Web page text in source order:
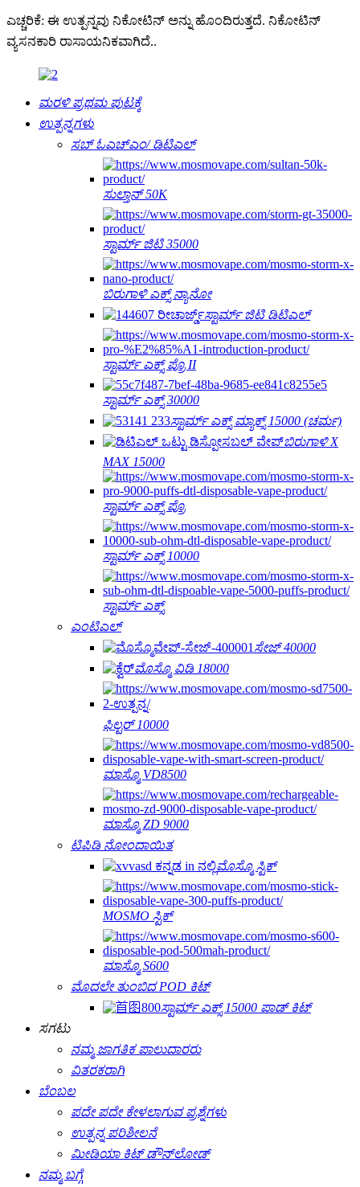
ಎಚ್ಚರಿಕೆ: ಈ ಉತ್ಪನ್ನವು ನಿಕೋಟಿನ್ ಅನ್ನು ಹೊಂದಿರುತ್ತದೆ. ನಿಕೋಟಿನ್
ವ್ಯಸನಕಾರಿ ರಾಸಾಯನಿಕವಾಗಿದೆ..
ಮರಳಿ ಪ್ರಥಮ ಪುಟಕ್ಕೆ
ಉತ್ಪನ್ನಗಳು
ಸಬ್ ಓಎಚ್‌ಎಂ/ ಡಿಟಿಎಲ್
ಸುಲ್ತಾನ್ 50K
ಸ್ಟಾರ್ಮ್ ಜಿಟಿ 35000
ಬಿರುಗಾಳಿ ಎಕ್ಸ್ ನ್ಯಾನೋ
ಸ್ಟಾರ್ಮ್ ಜಿಟಿ ಡಿಟಿಎಲ್
ಸ್ಟಾರ್ಮ್ ಎಕ್ಸ್ ಪ್ರೊ II
ಸ್ಟಾರ್ಮ್ ಎಕ್ಸ್ 30000
ಸ್ಟಾರ್ಮ್ ಎಕ್ಸ್ ಮ್ಯಾಕ್ಸ್ 15000 (ಚರ್ಮ)
ಬಿರುಗಾಳಿ X
MAX 15000
ಸ್ಟಾರ್ಮ್ ಎಕ್ಸ್ ಪ್ರೊ
ಸ್ಟಾರ್ಮ್ ಎಕ್ಸ್ 10000
ಸ್ಟಾರ್ಮ್ ಎಕ್ಸ್
ಎಂಟಿಎಲ್
ಸೇಜ್ 40000
ಮೊಸ್ಮೊ ವಿಡಿ 18000
ಫಿಲ್ಟರ್ 10000
ಮಾಸ್ಮೊ VD8500
ಮಾಸ್ಮೊ ZD 9000
ಟಿಪಿಡಿ ನೋಂದಾಯಿತ
ಮೊಸ್ಮೊ ಸ್ಟಿಕ್
MOSMO ಸ್ಟಿಕ್
ಮಾಸ್ಮೊ S600
ಮೊದಲೇ ತುಂಬಿದ POD ಕಿಟ್
ಸ್ಟಾರ್ಮ್ ಎಕ್ಸ್ 15000 ಪಾಡ್ ಕಿಟ್
ಸಗಟು
ನಮ್ಮ ಜಾಗತಿಕ ಪಾಲುದಾರರು
ವಿತರಕರಾಗಿ
ಬೆಂಬಲ
ಪದೇ ಪದೇ ಕೇಳಲಾಗುವ ಪ್ರಶ್ನೆಗಳು
ಉತ್ಪನ್ನ ಪರಿಶೀಲನೆ
ಮೀಡಿಯಾ ಕಿಟ್ ಡೌನ್‌ಲೋಡ್
ನಮ್ಮ ಬಗ್ಗೆ